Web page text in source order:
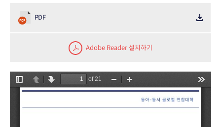
PDF
Adobe Reader 설치하기